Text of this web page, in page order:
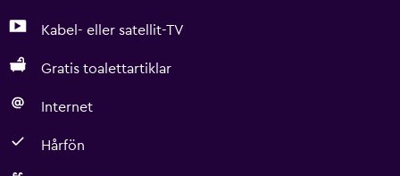
Kabel- eller satellit-TV
Gratis toalettartiklar
Internet
Hårfön